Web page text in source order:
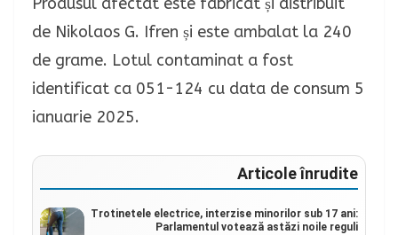
de Nikolaos G. Ifren și este ambalat la 240
de grame. Lotul contaminat a fost
identificat ca 051-124 cu data de consum 5
ianuarie 2025.
Articole înrudite
Trotinetele electrice, interzise minorilor sub 17 ani:
Parlamentul votează astăzi noile reguli